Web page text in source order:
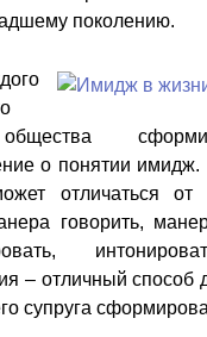
поколению.
о понятии
отличаться от
говорить,
– отличный способ
супруга